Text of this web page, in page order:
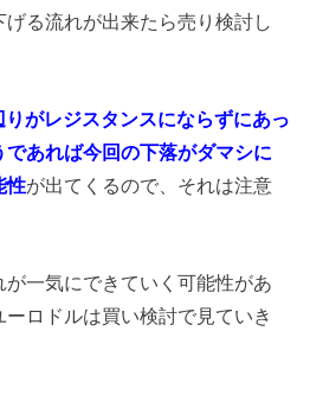
る流れが出来たら売り検討し
りがレジスタンスにならずにあっ
あれば今回の下落がダマシに
性が出てくるので、それは注意
一気にできていく可能性があ
ロドルは買い検討で見ていき